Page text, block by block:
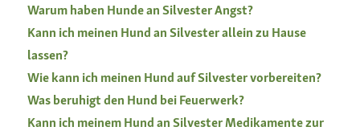
Warum haben Hunde an Silvester Angst?
Kann ich meinen Hund an Silvester allein zu Hause
lassen?
Wie kann ich meinen Hund auf Silvester vorbereiten?
Was beruhigt den Hund bei Feuerwerk?
Kann ich meinem Hund an Silvester Medikamente zur